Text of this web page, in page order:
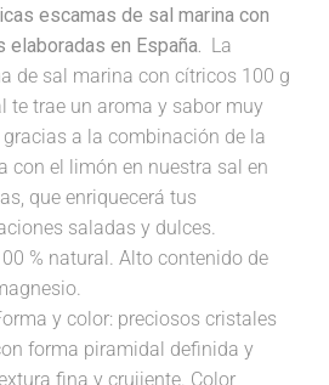
escamas de sal marina con
elaboradas en España. La
de sal marina con cítricos 100 g
te trae un aroma y sabor muy
gracias a la combinación de la
con el limón en nuestra sal en
que enriquecerá tus
saladas y dulces.
% natural. Alto contenido de
y color: preciosos cristales
forma piramidal definida y
fina y crujiente. Color